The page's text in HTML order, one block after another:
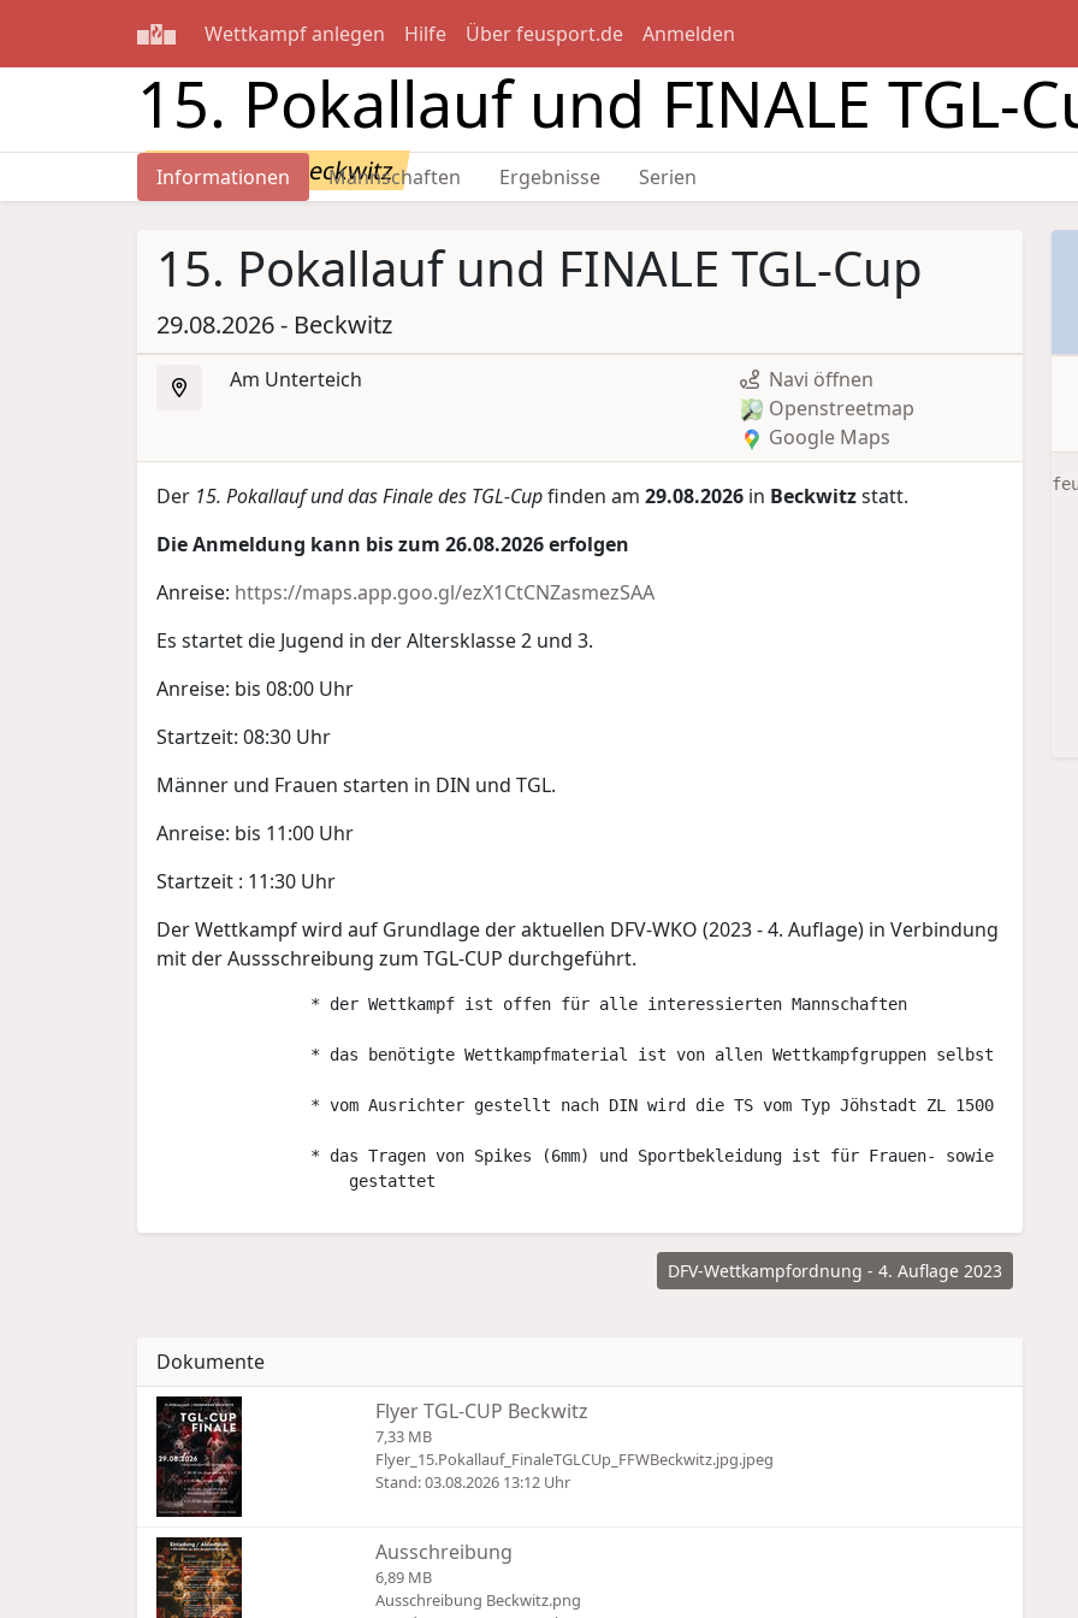
Wettkampf anlegen Hilfe Über feusport.de Anmelden
15. Pokallauf und FINALE TGL-
29.08.2026 - Beckwitz
Informationen Mannschaften Ergebnisse Serien
15. Pokallauf und FINALE TGL-Cup
29.08.2026 - Beckwitz
Am Unterteich
Navi öffnen
Openstreetmap
Google Maps
Der 15. Pokallauf und das Finale des TGL-Cupfinden am 29.08.2026 in Beckwitzstatt.
Die Anmeldung kann bis zum 26.08.2026 erfolgen
Anreise: https://maps.app.goo.gl/ezX1CtCNZasmezSAA
Es startet die Jugend in der Altersklasse 2 und 3.
Anreise: bis 08:00 Uhr
Startzeit: 08:30 Uhr
Männer und Frauen starten in DIN und TGL.
Anreise: bis 11:00 Uhr
Startzeit : 11:30 Uhr
Der Wettkampf wird auf Grundlage der aktuellen DFV-WKO (2023 - 4. Auflage) in Verbindung
mit der Aussschreibung zum TGL-CUP durchgeführt.
                * der Wettkampf ist offen für alle interessierten Mannschaften
* das benötigte Wettkampfmaterial ist von allen Wettkampfgruppen selbst
                * vom Ausrichter gestellt nach DIN wird die TS vom Typ Jöhstadt ZL 1500
* das Tragen von Spikes (6mm) und Sportbekleidung ist für Frauen- sowie
DFV-Wettkampfordnung - 4. Auflage 2023
Dokumente
Flyer TGL-CUP Beckwitz
7,33 MB
Flyer_15.Pokallauf_FinaleTGLCUp_FFWBeckwitz.jpg.jpeg
Stand: 03.08.2026 13:12 Uhr
Ausschreibung
6,89 MB
Ausschreibung Beckwitz.png